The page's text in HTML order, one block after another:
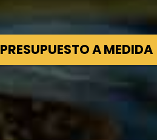
PRESUPUESTO A MEDIDA